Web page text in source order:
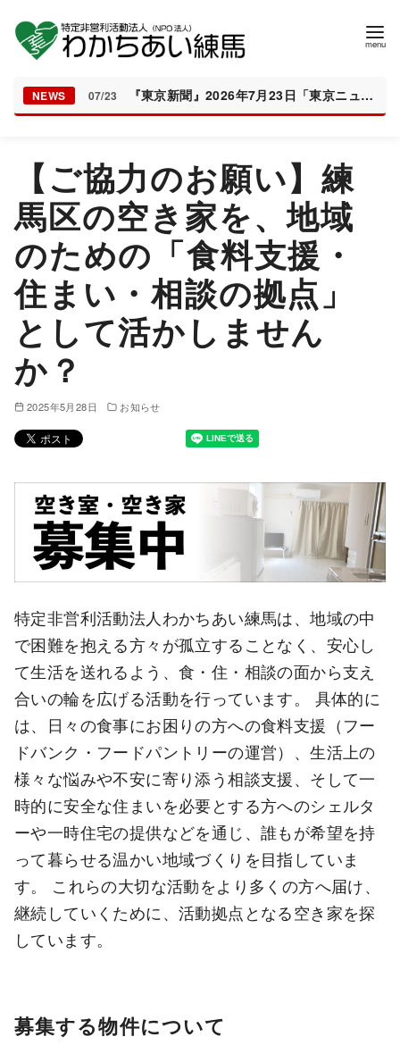
移
NEWS 07/23 『東京新聞』2026年7月23日「東京ニュース」に夏休みのこどもの居場所「とんぼちゃんち」の取り組みが掲載されました
【ご協力のお願い】練
馬区の空き家を、地域
のための「食料支援・
住まい・相談の拠点」
として活かしません
か？
2025年5月28日 お知らせ
特定非営利活動法人わかちあい練馬は、地域の中
で困難を抱える方々が孤立することなく、安心し
て生活を送れるよう、食・住・相談の面から支え
合いの輪を広げる活動を行っています。 具体的に
は、日々の食事にお困りの方への食料支援（フー
ドバンク・フードパントリーの運営）、生活上の
様々な悩みや不安に寄り添う相談支援、そして一
時的に安全な住まいを必要とする方へのシェルタ
ーや一時住宅の提供などを通じ、誰もが希望を持
って暮らせる温かい地域づくりを目指していま
す。 これらの大切な活動をより多くの方へ届け、
継続していくために、活動拠点となる空き家を探
しています。
募集する物件について